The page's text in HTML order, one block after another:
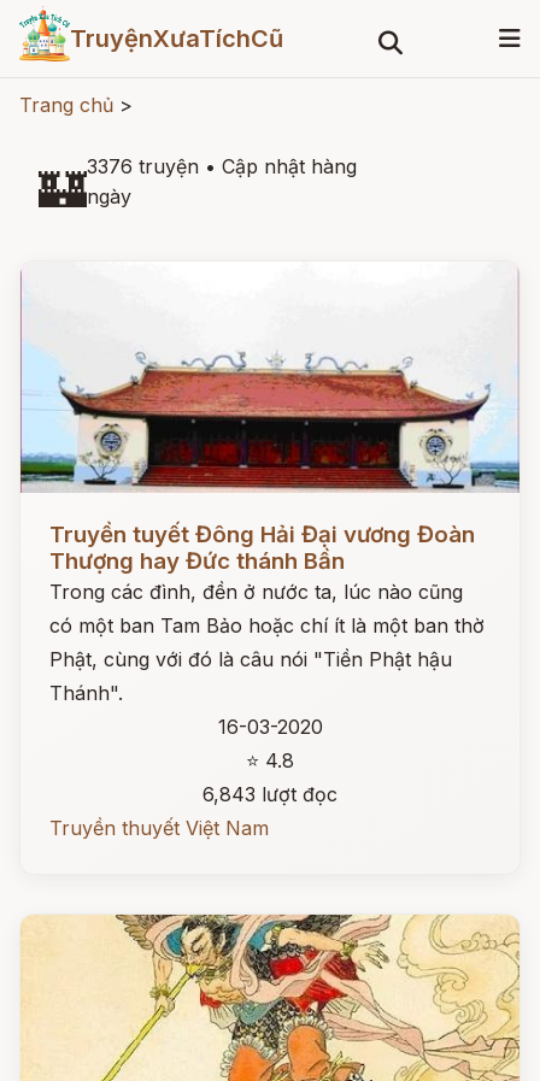
TruyệnXưaTíchCũ
Trang chủ >
🏰3376 truyện • Cập nhật hàng
ngày
Đọc ngay
Truyền tuyết Đông Hải Đại vương Đoàn
Thượng hay Đức thánh Bần
Trong các đình, đền ở nước ta, lúc nào cũng
có một ban Tam Bảo hoặc chí ít là một ban thờ
Phật, cùng với đó là câu nói "Tiền Phật hậu
Thánh".
16-03-2020
⭐ 4.8
6,843 lượt đọc
Truyền thuyết Việt Nam